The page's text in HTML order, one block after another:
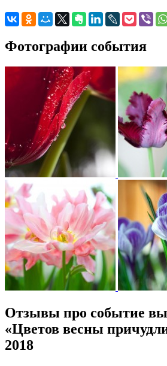
Фотографии события
Отзывы про событие
«Цветов весны
2018